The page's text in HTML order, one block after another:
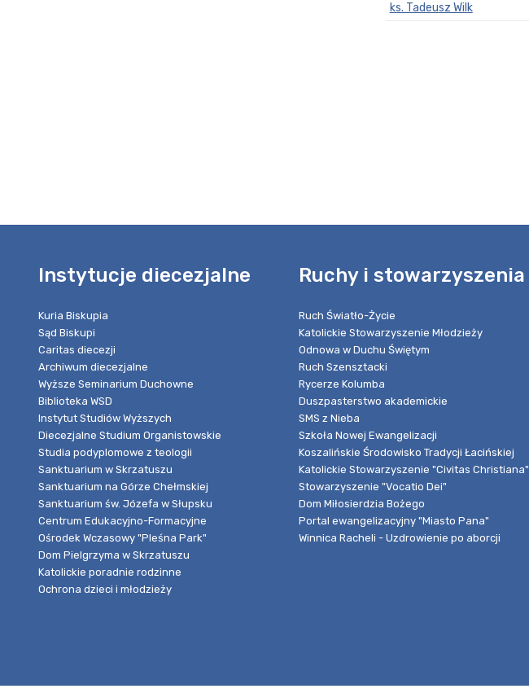
ks. Tadeusz Wilk
Instytucje diecezjalne
Kuria Biskupia
Sąd Biskupi
Caritas diecezji
Archiwum diecezjalne
Wyższe Seminarium Duchowne
Biblioteka WSD
Instytut Studiów Wyższych
Diecezjalne Studium Organistowskie
Studia podyplomowe z teologii
Sanktuarium w Skrzatuszu
Sanktuarium na Górze Chełmskiej
Sanktuarium św. Józefa w Słupsku
Centrum Edukacyjno-Formacyjne
Ośrodek Wczasowy "Pleśna Park"
Dom Pielgrzyma w Skrzatuszu
Katolickie poradnie rodzinne
Ochrona dzieci i młodzieży
Ruchy i stowarzyszenia
Ruch Światło-Życie
Katolickie Stowarzyszenie Młodzieży
Odnowa w Duchu Świętym
Ruch Szensztacki
Rycerze Kolumba
Duszpasterstwo akademickie
SMS z Nieba
Szkoła Nowej Ewangelizacji
Koszalińskie Środowisko Tradycji Łacińskiej
Katolickie Stowarzyszenie "Civitas Christiana"
Stowarzyszenie "Vocatio Dei"
Dom Miłosierdzia Bożego
Portal ewangelizacyjny "Miasto Pana"
Winnica Racheli - Uzdrowienie po aborcji